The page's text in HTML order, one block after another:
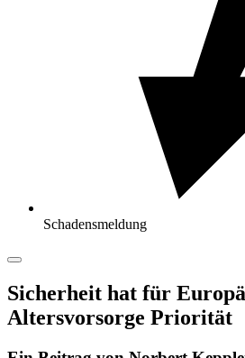
Schadensmeldung
Sicherheit hat für
Altersvorsorge Priorität